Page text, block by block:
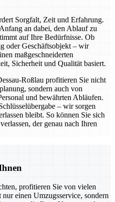
Sorgfalt, Zeit und Erfahrung.
an dabei, den Ablauf zu
auf Ihre Bedürfnisse. Ob
oder Geschäftsobjekt – wir
maßgeschneiderten
Sicherheit und Qualität basiert.
Roßlau profitieren Sie nicht
sondern auch von
und bewährten Abläufen.
– wir sorgen
bleibt. So können Sie sich
der genau nach Ihren
profitieren Sie von vielen
einen Umzugsservice, sondern